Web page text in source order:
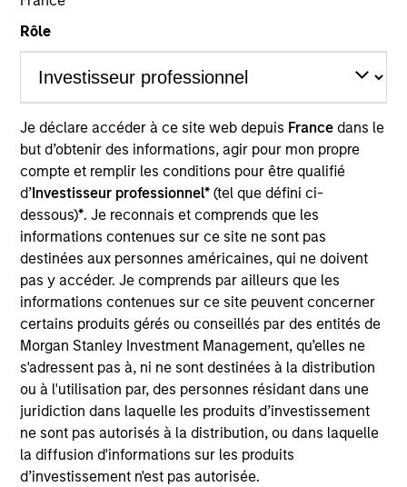
Rôle
Je déclare accéder à ce site web depuis France dans le
but d’obtenir des informations, agir pour mon propre
compte et remplir les conditions pour être qualifié
d’Investisseur professionnel*(tel que défini ci-
dessous)*. Je reconnais et comprends que les
informations contenues sur ce site ne sont pas
destinées aux personnes américaines, qui ne doivent
pas y accéder. Je comprends par ailleurs que les
informations contenues sur ce site peuvent concerner
certains produits gérés ou conseillés par des entités de
Morgan Stanley Investment Management, qu’elles ne
s'adressent pas à, ni ne sont destinées à la distribution
ou à l'utilisation par, des personnes résidant dans une
juridiction dans laquelle les produits d’investissement
ne sont pas autorisés à la distribution, ou dans laquelle
la diffusion d'informations sur les produits
d’investissement n'est pas autorisée.
Years
Morgan Stanley Expansion Capital
David Neary is a Vice President with Morgan
Stanley Expansion Capital, responsible for leading
growth equity and credit investments in late-stage
healthcare technology and AI-enabled services
companies. David partners with ambitious founders
building enduring businesses that improve how
care is delivered and administered. He joined
Morgan Stanley in 2022 from Cain Brothers, where
he advised digital health and healthcare services
companies on M&A and financing. He is a graduate
of the University of Michigan, where he studied
Economics and Business Administration.